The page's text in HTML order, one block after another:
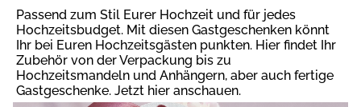
Passend zum Stil Eurer Hochzeit und für jedes
Hochzeitsbudget. Mit diesen Gastgeschenken könnt
Ihr bei Euren Hochzeitsgästen punkten. Hier findet Ihr
Zubehör von der Verpackung bis zu
Hochzeitsmandeln und Anhängern, aber auch fertige
Gastgeschenke. Jetzt hier anschauen.